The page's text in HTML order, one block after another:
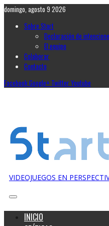
domingo, agosto 9 2026
Sobre Start
Declaración de
El equipo
Colaborar
Contacto
FacebookGoogle+ TwitterYoutube
VIDEOJUEGOS EN
INICIO